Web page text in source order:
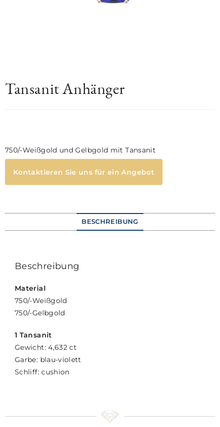
Tansanit Anhänger
750/-Weißgold und Gelbgold mit Tansanit
Kontaktieren Sie uns für ein Angebot
BESCHREIBUNG
Beschreibung
Material
750/-Weißgold
750/-Gelbgold
1 Tansanit
Gewicht: 4,632 ct
Garbe: blau-violett
Schliff: cushion